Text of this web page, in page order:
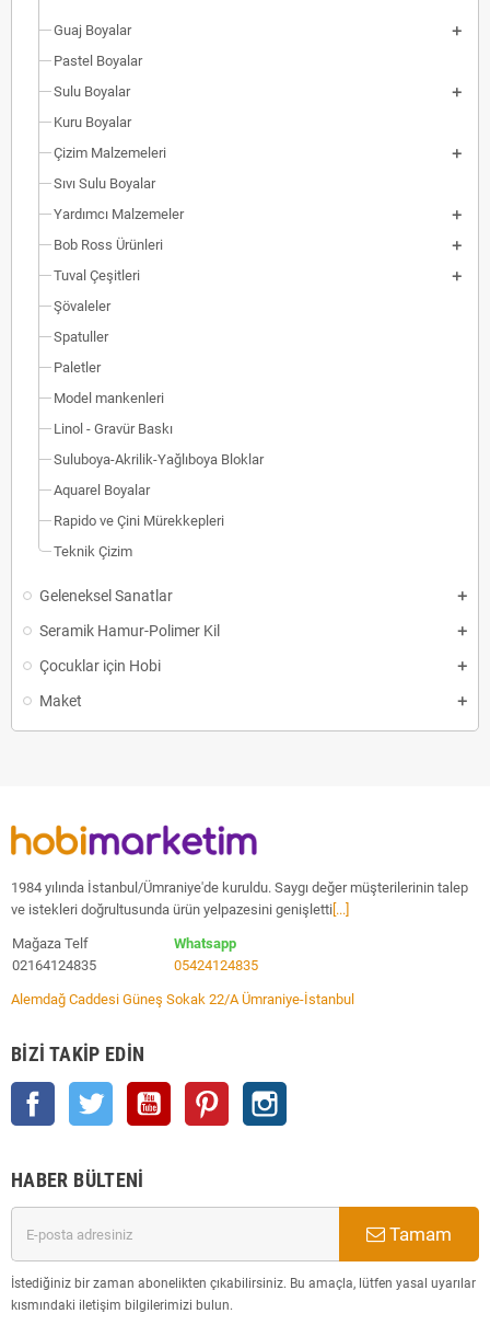
Guaj Boyalar
Pastel Boyalar
Sulu Boyalar
Kuru Boyalar
Çizim Malzemeleri
Sıvı Sulu Boyalar
Yardımcı Malzemeler
Bob Ross Ürünleri
Tuval Çeşitleri
Şövaleler
Spatuller
Paletler
Model mankenleri
Linol - Gravür Baskı
Suluboya-Akrilik-Yağlıboya Bloklar
Aquarel Boyalar
Rapido ve Çini Mürekkepleri
Teknik Çizim
Geleneksel Sanatlar
Seramik Hamur-Polimer Kil
Çocuklar için Hobi
Maket
1984 yılında İstanbul/Ümraniye'de kuruldu. Saygı değer müşterilerinin talep
ve istekleri doğrultusunda ürün yelpazesini genişletti [...]
Mağaza Telf
02164124835
Whatsapp
05424124835
Alemdağ Caddesi Güneş Sokak 22/A Ümraniye-İstanbul
BIZI TAKIP EDIN
Facebook Twitter YouTube Pinterest
HABER BÜLTENI
Tamam
İstediğiniz bir zaman abonelikten çıkabilirsiniz. Bu amaçla, lütfen yasal uyarılar
kısmındaki iletişim bilgilerimizi bulun.